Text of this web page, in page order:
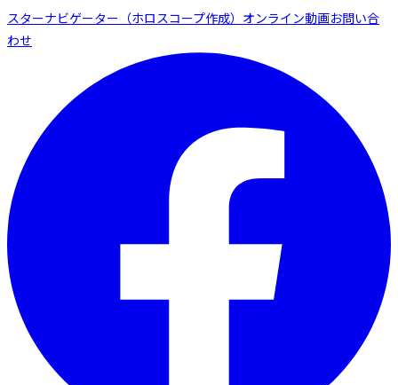
スターナビゲーター（ホロスコープ作成） オンライン動画お問い合
わせ